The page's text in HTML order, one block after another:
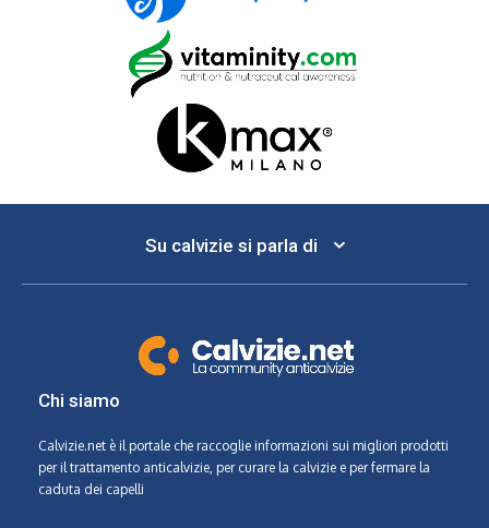
Su calvizie si parla di
Chi siamo
Calvizie.net è il portale che raccoglie informazioni sui migliori prodotti
per il trattamento anticalvizie, per curare la calvizie e per fermare la
caduta dei capelli